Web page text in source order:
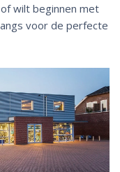
wilt beginnen met
voor de perfecte